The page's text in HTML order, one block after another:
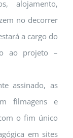
alojamento,
no decorrer
a cargo do
ao projeto –
assinado, as
filmagens e
o fim único
em sites